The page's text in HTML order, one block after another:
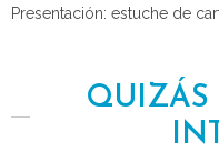
Presentación: estuche de
QUIZÁS